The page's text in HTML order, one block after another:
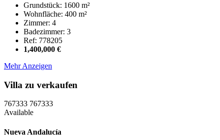
Grundstück: 1600 m²
Wohnfläche: 400 m²
Zimmer: 4
Badezimmer: 3
Ref: 778205
1,400,000 €
Mehr Anzeigen
Villa zu verkaufen
767333 767333
Available
Nueva Andalucía